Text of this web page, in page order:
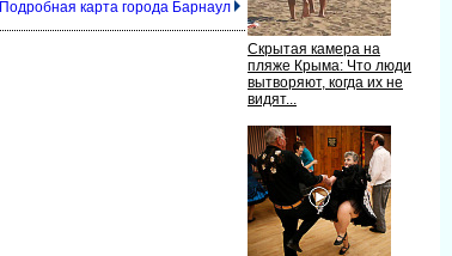
Скрытая камера на
пляже Крыма: Что люди
ытворяют, когда их не
идят...
карта города Барнаул